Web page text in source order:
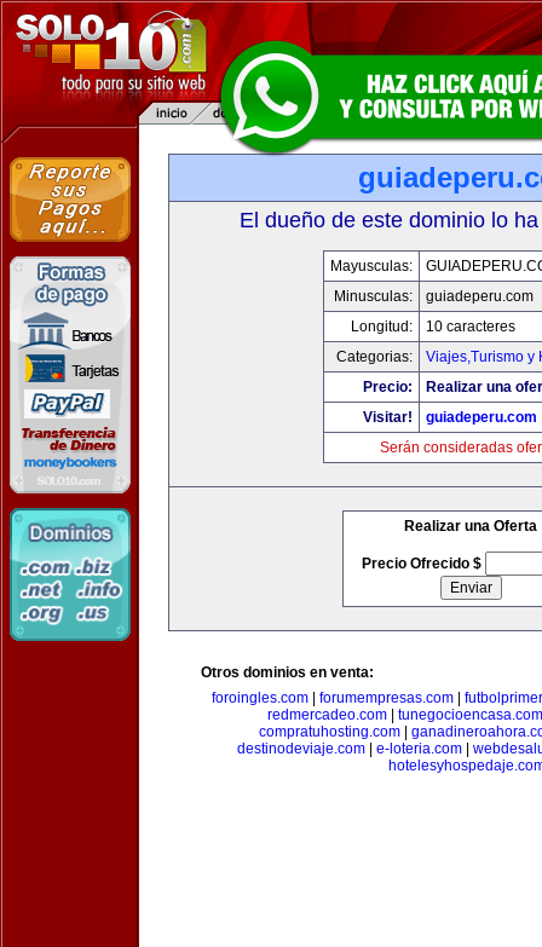
El dueño de este dominio lo
Mayusculas:
Minusculas:
guiadeperu.com
Longitud:
10 caracteres
Categorias:
Viajes,Turismo y
Precio:
Realizar una
Visitar!
guiadeperu.com
Serán consideradas
Realizar una Oferta
Precio Ofrecido $
Otros dominios en venta:
foroingles.com| forumempresas.com|
redmercadeo.com| tunegocioencasa.com
compratuhosting.com|
destinodeviaje.com
e-loteria.com